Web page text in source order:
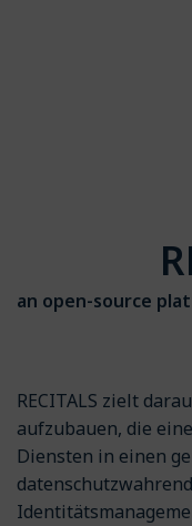
an open-source
RECITALS zielt
aufzubauen, die
Diensten in einen